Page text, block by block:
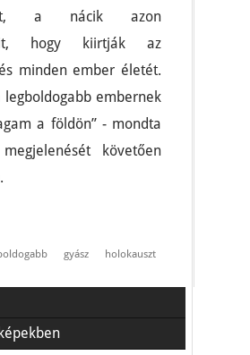
a nácik azon
hogy kiirtják az
minden ember életét.
legboldogabb embernek
a földön” - mondta
követően
gyász holokauszt